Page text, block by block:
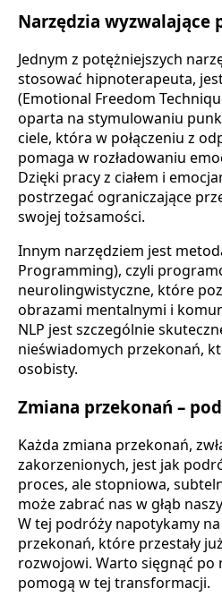
Narzędzia wyzwalające
Jednym z potężniejszych
stosować hipnoterapeuta, jest
(Emotional Freedom
oparta na stymulowaniu
ciele, która w połączeniu z
pomaga w rozładowaniu
Dzięki pracy z ciałem i
postrzegać ograniczające
swojej tożsamości.
Innym narzędziem jest
Programming), czyli
neurolingwistyczne, które
obrazami mentalnymi i
NLP jest szczególnie
nieświadomych przekonań,
osobisty.
Zmiana przekonań –
Każda zmiana przekonań,
zakorzenionych, jest jak
proces, ale stopniowa,
może zabrać nas w głąb
W tej podróży napotykamy
przekonań, które przestały
rozwojowi. Warto sięgnąć po
pomogą w tej transformacji.